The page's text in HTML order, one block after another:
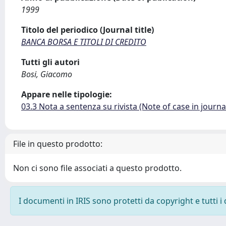
1999
Titolo del periodico (Journal title)
BANCA BORSA E TITOLI DI CREDITO
Tutti gli autori
Bosi, Giacomo
Appare nelle tipologie:
03.3 Nota a sentenza su rivista (Note of case in
File in questo prodotto:
Non ci sono file associati a questo prodotto.
I documenti in IRIS sono protetti da copyright e tutti